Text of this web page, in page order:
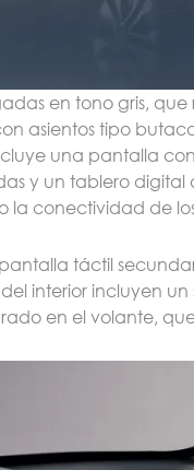
en tono gris,
asientos tipo
una pantalla
y un tablero digital
conectividad de
táctil
interior incluyen un
en el volante,